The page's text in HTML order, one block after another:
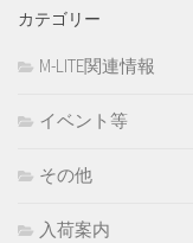
カテゴリー
M-LITE関連情報
イベント等
その他
入荷案内